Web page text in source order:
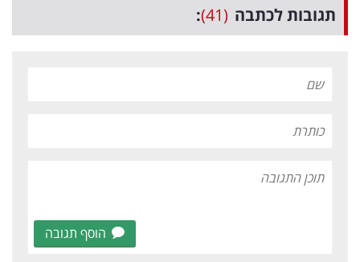
תגובות לכתבה (41)
:
הוסף תגובה